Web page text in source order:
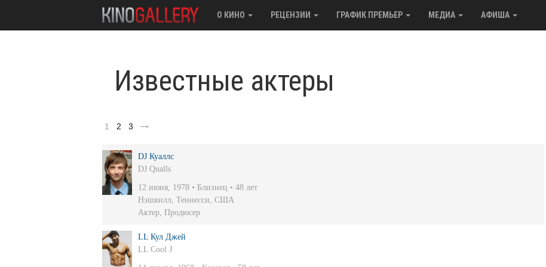
О КИНО РЕЦЕНЗИИ ГРАФИК ПРЕМЬЕР МЕДИА АФИША
Известные актеры
1 2 3
DJ Куаллс
DJ Qualls
12 июня, 1978 • Близнец • 48 лет
Нэшвилл, Теннесси, США
Актер, Продюсер
LL Кул Джей
LL Cool J